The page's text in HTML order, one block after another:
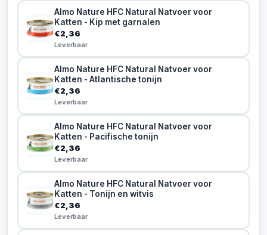
Almo Nature HFC Natural Natvoer voor
Katten - Kip met garnalen
€2,36
Leverbaar
Almo Nature HFC Natural Natvoer voor
Katten - Atlantische tonijn
€2,36
Leverbaar
Almo Nature HFC Natural Natvoer voor
Katten - Pacifische tonijn
€2,36
Leverbaar
Almo Nature HFC Natural Natvoer voor
Katten - Tonijn en witvis
€2,36
Leverbaar